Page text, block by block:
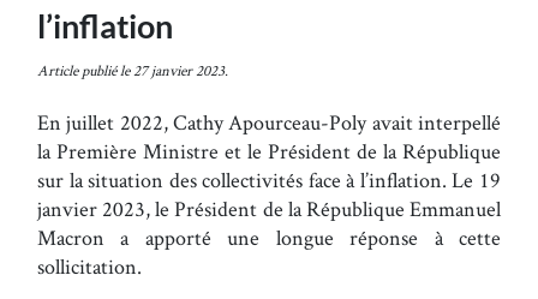
l’inflation
Article publié le 27 janvier 2023.
En juillet 2022, Cathy Apourceau-Poly avait interpellé
la Première Ministre et le Président de la République
sur la situation des collectivités face à l’inflation. Le 19
janvier 2023, le Président de la République Emmanuel
Macron a apporté une longue réponse à cette
sollicitation.